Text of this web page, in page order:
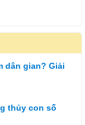
dân gian? Giải
thủy con số